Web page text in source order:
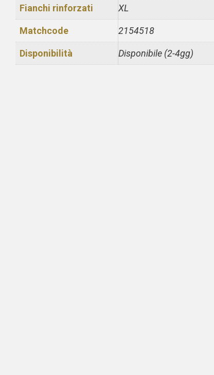
Fianchi rinforzati XL
Matchcode 2154518
Disponibilità Disponibile (2-4gg)